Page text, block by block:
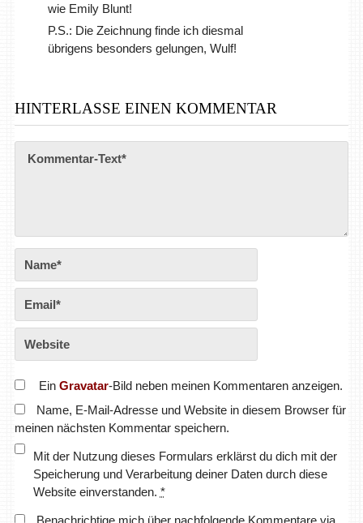
wie Emily Blunt!
P.S.: Die Zeichnung finde ich diesmal
übrigens besonders gelungen, Wulf!
HINTERLASSE EINEN KOMMENTAR
Ein Gravatar-Bild neben meinen Kommentaren anzeigen.
Name, E-Mail-Adresse und Website in diesem Browser für
meinen nächsten Kommentar speichern.
Mit der Nutzung dieses Formulars erklärst du dich mit der
Speicherung und Verarbeitung deiner Daten durch diese
Website einverstanden. *
Benachrichtige mich über nachfolgende Kommentare via